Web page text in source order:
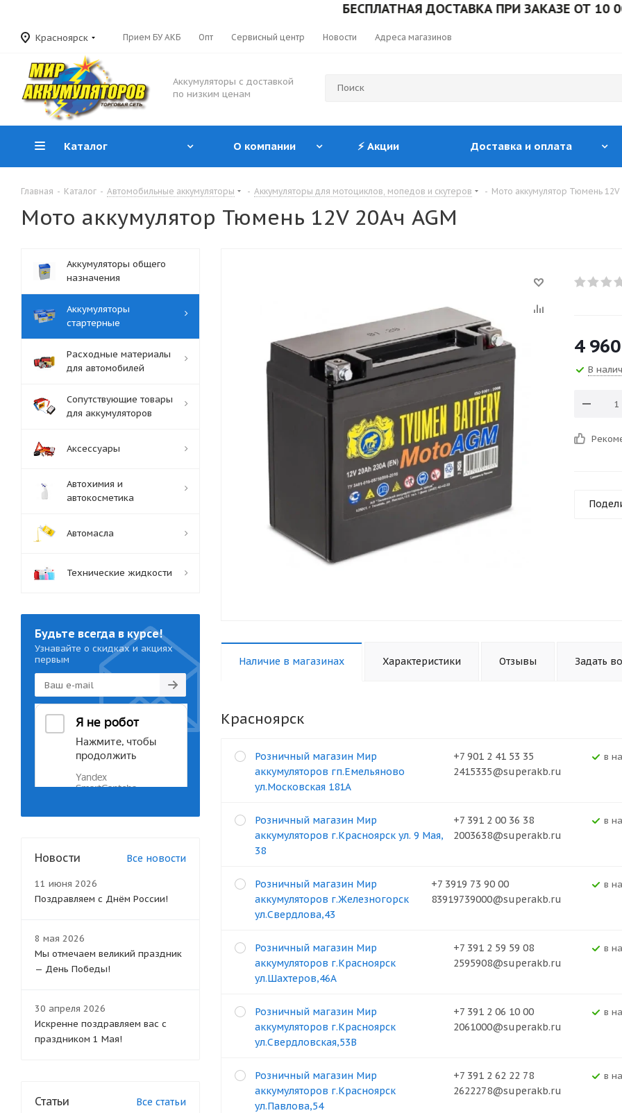
БЕСПЛАТНАЯ ДОСТАВКА ПРИ ЗАКАЗЕ ОТ 10 000
Красноярск Прием БУ АКБ Опт Сервисный центр Новости Адреса магазинов
Аккумуляторы с доставкой
по низким ценам
Каталог О компании ⚡ Акции Доставка и оплата
Главная - Каталог - Автомобильные аккумуляторы - Аккумуляторы для мотоциклов, мопедов и скутеров - Мото аккумулятор Тюмень 12V
Мото аккумулятор Тюмень 12V 20Ач AGM
4 960
В
Наличие в магазинах Характеристики Отзывы Задать
Красноярск
+7 901 2 41 53 35
2415335@superakb.ru
В
Розничный магазин Мир
аккумуляторов гп.Емельяново
ул.Московская 181А
+7 391 2 00 36 38
2003638@superakb.ru
В
Розничный магазин Мир
аккумуляторов г.Красноярск ул. 9 Мая,
38
+7 3919 73 90 00
83919739000@superakb.ru
В
Розничный магазин Мир
аккумуляторов г.Железногорск
ул.Свердлова,43
+7 391 2 59 59 08
2595908@superakb.ru
В
Розничный магазин Мир
аккумуляторов г.Красноярск
ул.Шахтеров,46А
+7 391 2 06 10 00
2061000@superakb.ru
В
Розничный магазин Мир
аккумуляторов г.Красноярск
ул.Свердловская,53В
+7 391 2 62 22 78
2622278@superakb.ru
В
Розничный магазин Мир
аккумуляторов г.Красноярск
ул.Павлова,54
Аккумуляторы общего
назначения
Аккумуляторы
стартерные
Расходные материалы
для автомобилей
Сопутствующие товары
для аккумуляторов
Аксессуары
Автохимия и
автокосметика
Автомасла
Технические жидкости
Будьте всегда в курсе!
Узнавайте о скидках и акциях
первым
Новости Все новости
11 июня 2026
Поздравляем с Днём России!
8 мая 2026
Мы отмечаем великий праздник
— День Победы!
30 апреля 2026
Искренне поздравляем вас с
праздником 1 Мая!
Статьи Все статьи